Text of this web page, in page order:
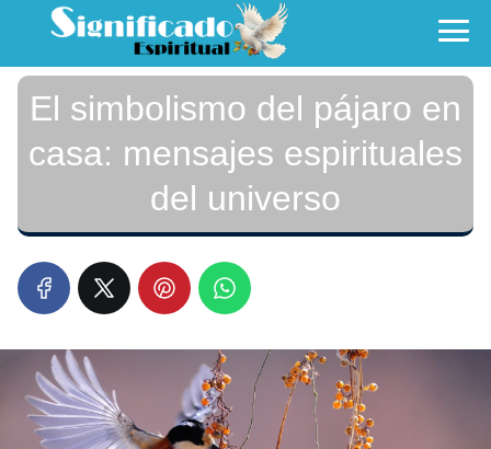
El simbolismo del pájaro en
casa: mensajes espirituales
del universo